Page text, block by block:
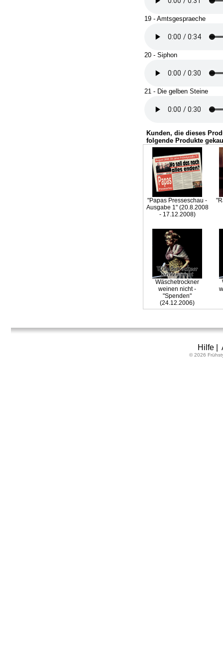
19 - Amtsgespraeche
20 - Siphon
21 - Die gelben Steine
Kunden, die dieses
folgende Produkte
"Papas Presseschau -
Ausgabe 1" (20.8.2008
- 17.12.2008)
Wäschetrockner
weinen nicht -
"Spenden"
(24.12.2006)
Hilfe|
© 2026